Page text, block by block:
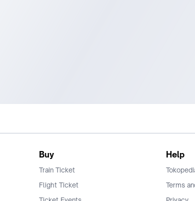
Buy
Train Ticket
Flight Ticket
Help
Terms